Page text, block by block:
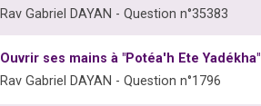
Rav Gabriel DAYAN - Question n°35383
Ouvrir ses mains à "Potéa'h Ete Yadékha"
Rav Gabriel DAYAN - Question n°1796